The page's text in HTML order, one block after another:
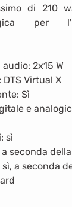
di 210
per
2x15 W
Virtual X
Sì
e
sì
a seconda
a seconda